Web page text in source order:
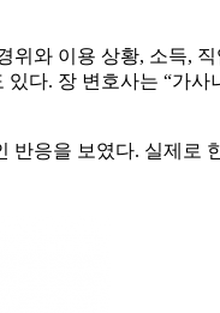
와 이용 상황, 소득,
다. 장 변호사는 “가
반응을 보였다. 실제로